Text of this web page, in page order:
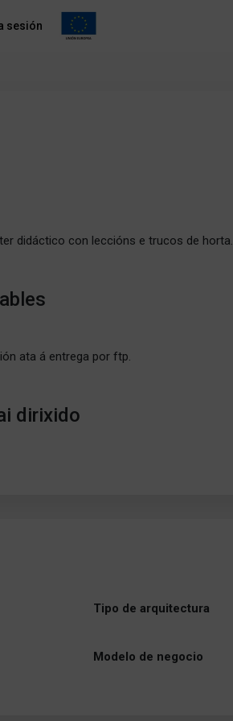
sesión
didáctico con leccións e trucos de horta.
ata á entrega por ftp.
dirixido
Tipo de arquitectura
Modelo de negocio